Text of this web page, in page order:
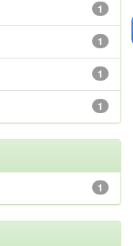
1
1
1
1
1